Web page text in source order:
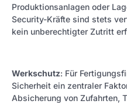
Produktionsanlagen oder
Security-Kräfte sind stets
kein unberechtigter Zutritt
Werkschutz: Für
Sicherheit ein zentraler
Absicherung von Zufahrten,